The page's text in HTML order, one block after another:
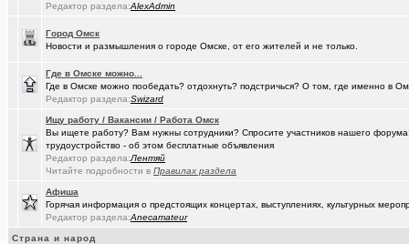
Рекомендую из посл, просмотренного мной
_Автообъявления. Покупка / продажа авто.
Перешеек у ручья(tramov) +201
СШ-5(um5939) +4
Здоровье - это решение личных проблем(RomanSim..)
Сериалы - лучшие по вашему мнению?(tolik)
Осведомлённый источник сообщает...
Кто что ест или пьёт прямо сейчас?(Люля) +24427
Редактор раздела:AlexAdmin
Город Омск
Новости и размышления о городе Омске, от его жителей и не только.
Где в Омске можно...
Где в Омске можно пообедать? отдохнуть? подстричься? О том, где именно в
Редактор раздела:Swizard
Ищу работу / Вакансии / Работа Омск
Вы ищете работу? Вам нужны сотрудники? Спросите участников нашего
трудоустройство - об этом бесплатные объявления
Редактор раздела:Лентяй
Читайте подробности в Правилах раздела
Афиша
Горячая информация о предстоящих концертах, выступлениях, культурных
Редактор раздела:Anecamateur
Страна и народ